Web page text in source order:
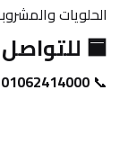
الحلويات
🟦
📞
01062414000